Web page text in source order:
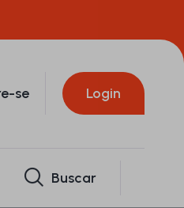
se Login
Buscar